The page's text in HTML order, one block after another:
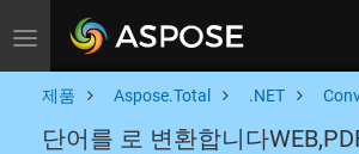
Toggle navigation
제품 Aspose.Total .NET
단어를 로 변환합니다